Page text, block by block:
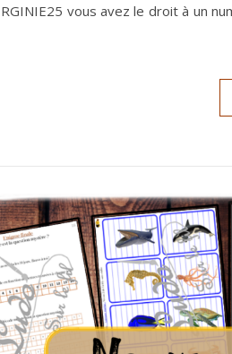
vous avez le droit à un